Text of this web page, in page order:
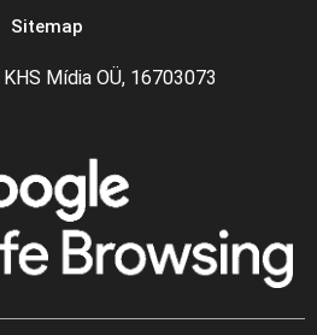
Sitemap
Mídia OÜ, 16703073